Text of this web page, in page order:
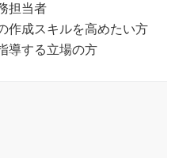
担当者
作成スキルを高めたい方
導する立場の方